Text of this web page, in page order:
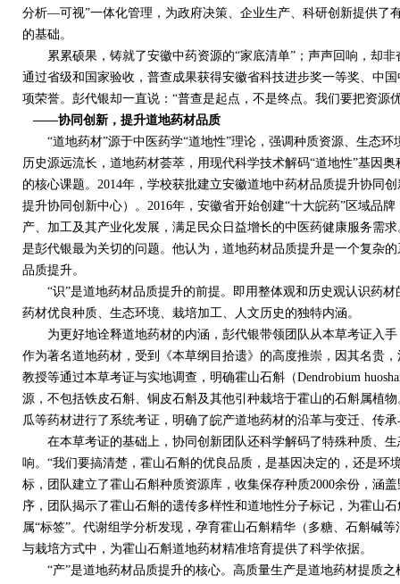
分析—可视”一体化管理，为政府决策、企业生产、科研创新提供了
的基础。
累累硕果，铸就了安徽中药资源的“家底清单”；声声回响，却非
通过省级和国家验收，普查成果获得安徽省科技进步奖一等奖、中
项荣誉。彭代银却一直说：“普查是起点，不是终点。我们要把资源
——协同创新，提升道地药材品质
“道地药材”源于中医药学“道地性”理论，强调种质资源、生态环
历史源远流长，道地药材荟萃，用现代科学技术解码“道地性”基因
的核心课题。 2014年，学校获批建立安徽道地中药材品质提升协同
提升协同创新中心）。 2016年，安徽省开始创建“十大皖药”区域品
产、加工及其产业化发展，满足民众日益增长的中医药健康服务需
是彭代银最为关切的问题。他认为，道地药材品质提升是一个复杂的
品质提升。
“识”是道地药材品质提升的前提。即用整体观和历史观认识药材
药材优良种质、生态环境、栽培加工、人文历史的独特内涵。
为更好地诠释道地药材的内涵，彭代银带领团队从本草考证入手
作为著名道地药材，受到《本草纲目拾遗》的高度推崇，因其名贵
教授等通过本草考证与实地调查，明确霍山石斛（Dendrobium
源，不包括铁皮石斛、铜皮石斛及其他引种栽培于霍山的石斛属植
瓜等药材进行了系统考证，明确了皖产道地药材的沿革与变迁、传
在本草考证的基础上，协同创新团队还科学解码了特殊种质、生
响。“我们要搞清楚，霍山石斛的优良品质，是基因决定的，还是环
标，团队建立了霍山石斛种质资源库，收集保存种质2000余份，涵
序，团队揭示了霍山石斛的遗传多样性和道地性分子标记，为霍山
属“标签”。代谢组学分析发现，孕育霍山石斛精华（多糖、石斛碱
与栽培方式中，为霍山石斛道地药材精准培育提供了科学依据。
“产”是道地药材品质提升的核心。高质量生产是道地药材提质之